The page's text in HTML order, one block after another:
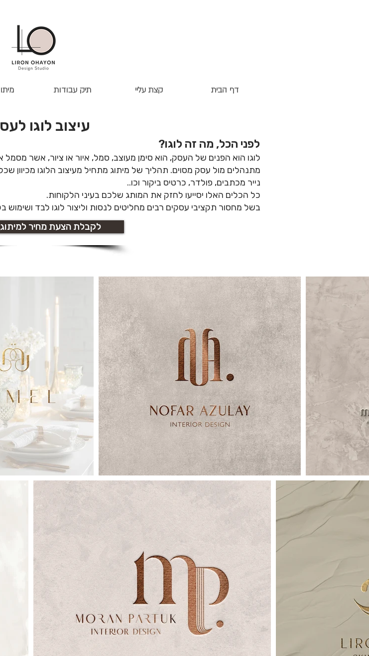
תיק עבודות קצת עליי דף הבית
עיצוב לוגו
לפני הכל, מה זה לוגו?
לוגו הוא הפנים של העסק, הוא סימן מעוצב, סמל, איור או ציור, אשר
מתנהלים מול עסק מסוים. תהליך של מיתוג מתחיל מעיצוב הלוגו מכיוון
נייר מכתבים, פולדר, כרטיס ביקור וכו..
כל הכלים האלו יסייעו לחזק את המותג שלכם בעיני הלקוחות.
בשל מחסור תקציבי עסקים רבים מחליטים לנסות וליצור לוגו לבד
לקבלת הצעת מחיר